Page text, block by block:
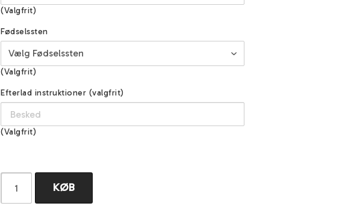
(Valgfrit)
Fødselssten
(Valgfrit)
Efterlad instruktioner (valgfrit)
(Valgfrit)
KØB